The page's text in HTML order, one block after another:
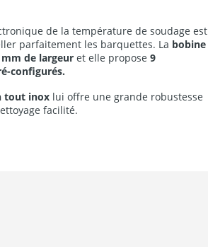
de la température de soudage est
parfaitement les barquettes. La bobine
de largeuret elle propose9
configurés.
tout inox lui offre une grande robustesse
facilité.